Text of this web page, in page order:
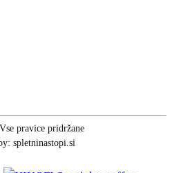
pravice pridržane
spletninastopi.si